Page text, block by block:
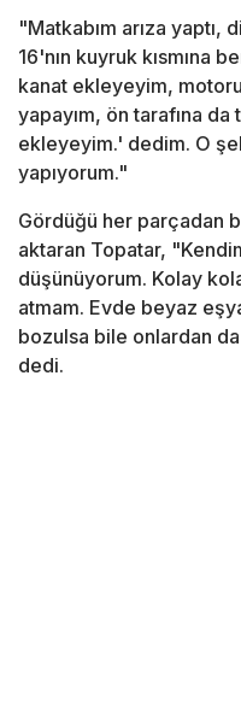
"Matkabım arıza yaptı,
16'nın kuyruk kısmına
kanat ekleyeyim,
yapayım, ön tarafına
ekleyeyim.' dedim. O
yapıyorum."
Gördüğü her parçadan
aktaran Topatar,
düşünüyorum. Kolay
atmam. Evde beyaz
bozulsa bile onlardan
dedi.